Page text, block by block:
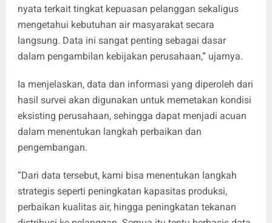
nyata terkait tingkat kepuasan pelanggan sekaligus
mengetahui kebutuhan air masyarakat secara
langsung. Data ini sangat penting sebagai dasar
dalam pengambilan kebijakan perusahaan,” ujarnya.
Ia menjelaskan, data dan informasi yang diperoleh dari
hasil survei akan digunakan untuk memetakan kondisi
eksisting perusahaan, sehingga dapat menjadi acuan
dalam menentukan langkah perbaikan dan
pengembangan.
“Dari data tersebut, kami bisa menentukan langkah
strategis seperti peningkatan kapasitas produksi,
perbaikan kualitas air, hingga peningkatan tekanan